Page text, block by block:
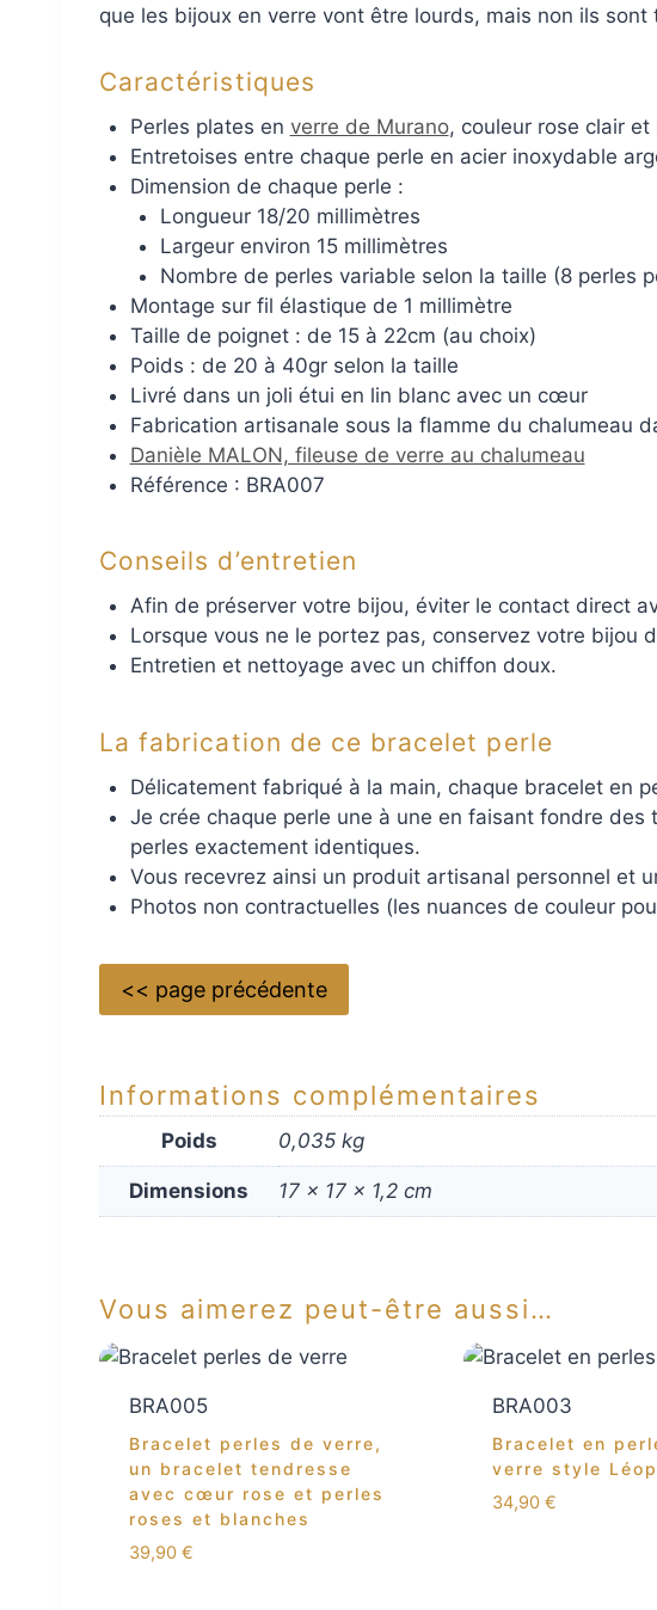
que les bijoux en verre vont être lourds, mais non ils
Caractéristiques
Perles plates en verre de Murano, couleur rose clair et
Entretoises entre chaque perle en acier inoxydable
Dimension de chaque perle :
Longueur 18/20 millimètres
Largeur environ 15 millimètres
Nombre de perles variable selon la taille (8 perles
Montage sur fil élastique de 1 millimètre
Taille de poignet : de 15 à 22cm (au choix)
Poids : de 20 à 40gr selon la taille
Livré dans un joli étui en lin blanc avec un cœur
Fabrication artisanale sous la flamme du chalumeau
Danièle MALON, fileuse de verre au chalumeau
Référence : BRA007
Conseils d’entretien
Afin de préserver votre bijou, éviter le contact direct
Lorsque vous ne le portez pas, conservez votre bijou
Entretien et nettoyage avec un chiffon doux.
La fabrication de ce bracelet perle
Délicatement fabriqué à la main, chaque bracelet en
Je crée chaque perle une à une en faisant fondre des
perles exactement identiques.
Vous recevrez ainsi un produit artisanal personnel et
Photos non contractuelles (les nuances de couleur
<< page précédente
Informations complémentaires
Poids 0,035 kg
Dimensions 17 × 17 × 1,2 cm
Vous aimerez peut-être aussi…
BRA005
Bracelet perles de verre,
un bracelet tendresse
avec cœur rose et perles
roses et blanches
39,90 €
BRA003
Bracelet en
verre style
34,90 €